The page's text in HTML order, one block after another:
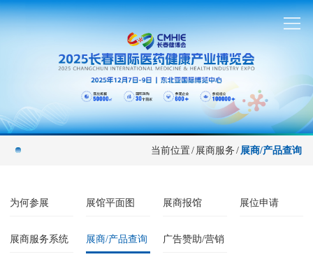
当前位置/ 展商服务 /展商/产品查询
为何参展 展馆平面图 展商报馆 展位申请
展商服务系统 展商/产品查询 广告赞助/营销